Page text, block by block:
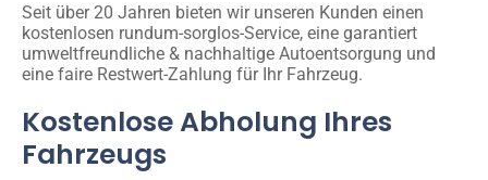
Seit über 20 Jahren bieten wir unseren Kunden einen
kostenlosen rundum-sorglos-Service, eine garantiert
umweltfreundliche & nachhaltige Autoentsorgung und
eine faire Restwert-Zahlung für Ihr Fahrzeug.
Kostenlose Abholung Ihres
Fahrzeugs